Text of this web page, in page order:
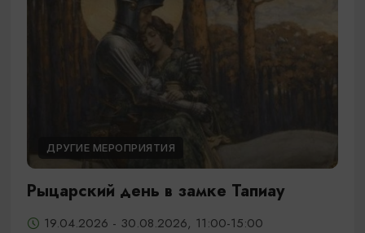
ДРУГИЕ МЕРОПРИЯТИЯ
Рыцарский день в замке Тапиау
19.04.2026 - 30.08.2026, 11:00-15:00